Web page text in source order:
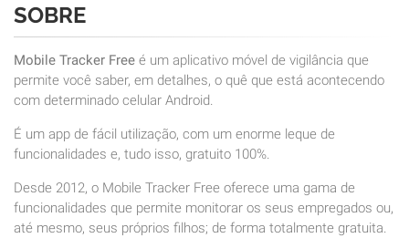
SOBRE
Mobile Tracker Free é um aplicativo móvel de vigilância que
permite você saber, em detalhes, o quê que está acontecendo
com determinado celular Android.
É um app de fácil utilização, com um enorme leque de
funcionalidades e, tudo isso, gratuito 100%.
Desde 2012, o Mobile Tracker Free oferece uma gama de
funcionalidades que permite monitorar os seus empregados ou,
até mesmo, seus próprios filhos; de forma totalmente gratuita.